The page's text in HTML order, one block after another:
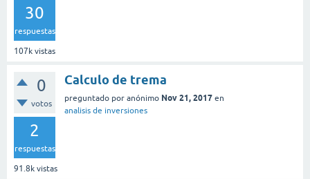
30
respuestas
107k vistas
0
votos
2
respuestas
91.8k vistas
Calculo de trema
preguntado por anónimo Nov 21, 2017 en
analisis de inversiones